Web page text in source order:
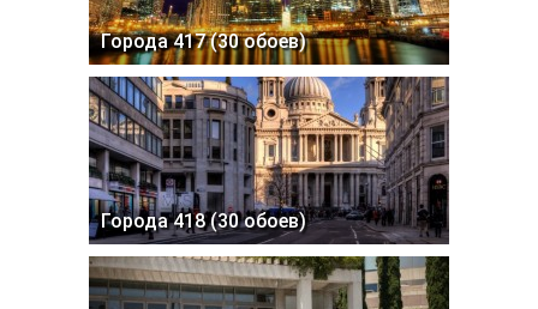
Города 417 (30 обоев)
Города 418 (30 обоев)